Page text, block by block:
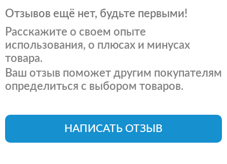
Отзывов ещё нет, будьте первыми!
Расскажите о своем опыте
использования, о плюсах и минусах
товара.
Ваш отзыв поможет другим покупателям
определиться с выбором товаров.
НАПИСАТЬ ОТЗЫВ